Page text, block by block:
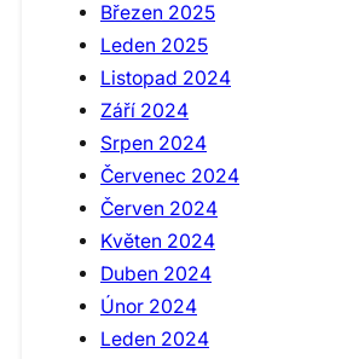
Březen 2025
Leden 2025
Listopad 2024
Září 2024
Srpen 2024
Červenec 2024
Červen 2024
Květen 2024
Duben 2024
Únor 2024
Leden 2024